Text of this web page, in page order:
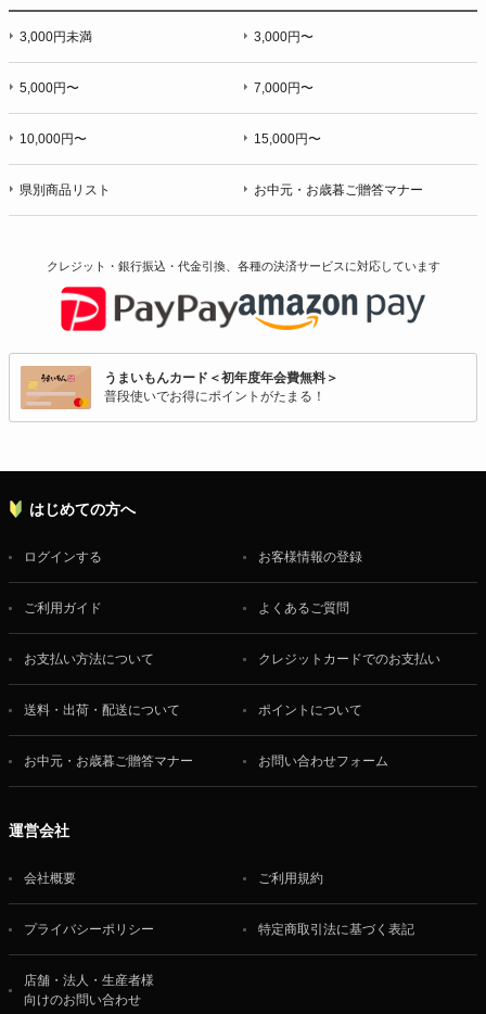
3,000円未満 3,000円〜
5,000円〜 7,000円〜
10,000円〜 15,000円〜
県別商品リスト お中元・お歳暮ご贈答マナー
クレジット・銀行振込・代金引換、各種の決済サービスに対応しています
うまいもんカード＜初年度年会費無料＞
普段使いでお得にポイントがたまる！
はじめての方へ
ログインする お客様情報の登録
ご利用ガイド よくあるご質問
お支払い方法について クレジットカードでのお支払い
送料・出荷・配送について ポイントについて
お中元・お歳暮ご贈答マナー お問い合わせフォーム
運営会社
会社概要 ご利用規約
プライバシーポリシー 特定商取引法に基づく表記
店舗・法人・生産者様
向けのお問い合わせ